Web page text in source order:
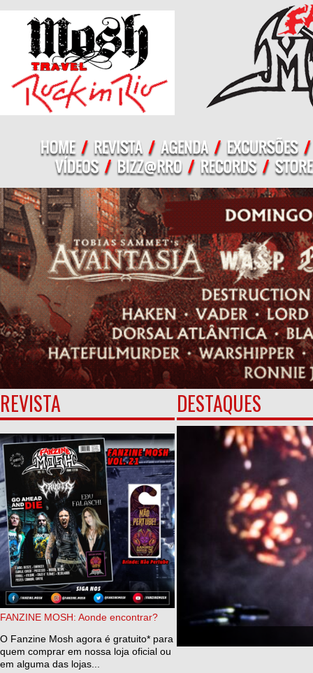
REVISTA
FANZINE MOSH: Aonde encontrar?
O Fanzine Mosh agora é gratuito* para
quem comprar em nossa loja oficial ou
em alguma das lojas...
DESTAQUES